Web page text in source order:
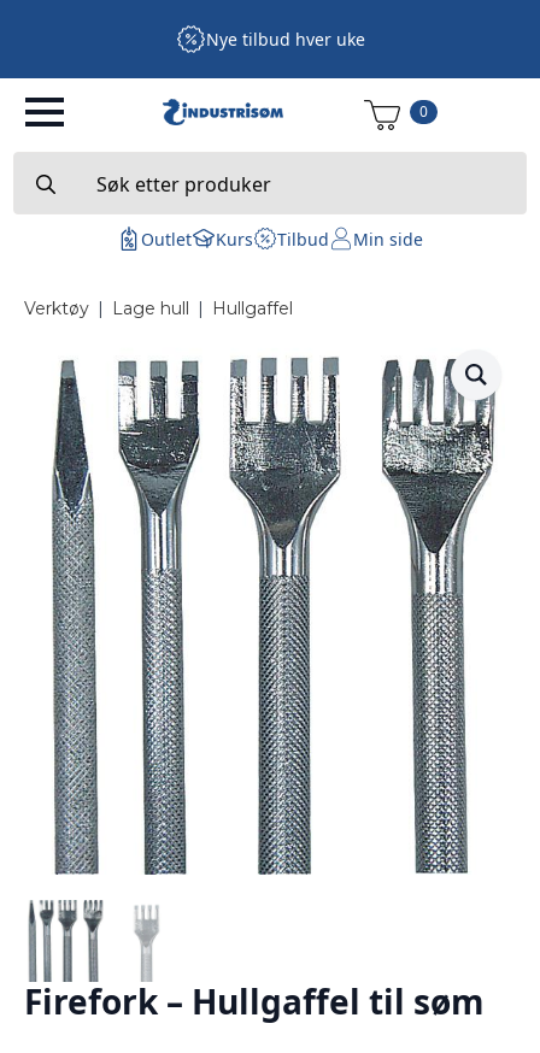
Nye tilbud hver uke
0
for:
Outlet Kurs Tilbud Min side
Verktøy | Lage hull | Hullgaffel
Firefork – Hullgaffel til søm